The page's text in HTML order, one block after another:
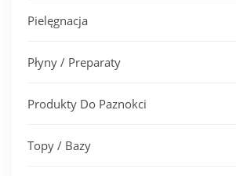
Pielęgnacja
Płyny / Preparaty
Produkty Do Paznokci
Topy / Bazy